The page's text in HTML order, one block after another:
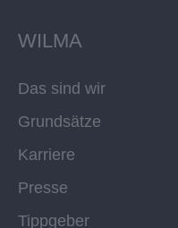
WILMA
Das sind wir
Grundsätze
Karriere
Presse
Tippgeber